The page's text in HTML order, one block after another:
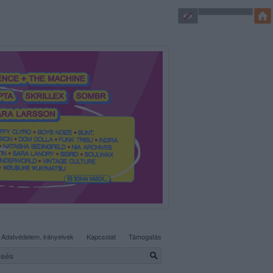
Adatvédelem, irányelvek Kapcsolat Támogatás
SÜTI BEÁLLÍTÁSOK MÓDOSÍTÁSA